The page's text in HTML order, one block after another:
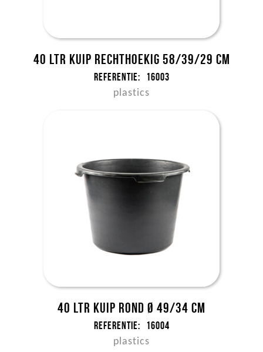
40 ltr kuip rechthoekig 58/39/29 cm
Referentie: 16003
plastics
40 ltr kuip rond Ø 49/34 cm
Referentie: 16004
plastics